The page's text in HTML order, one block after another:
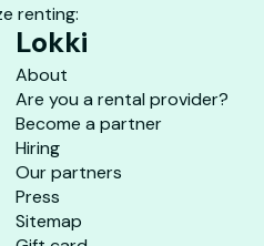
renting:
Lokki
About
Are you a rental provider?
Become a partner
Hiring
Our partners
Press
Sitemap